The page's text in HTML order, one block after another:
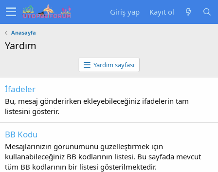
Giriş yap Kayıt ol
Anasayfa
Yardım
Yardım sayfası
İfadeler
Bu, mesaj gönderirken ekleyebileceğiniz ifadelerin tam
listesini gösterir.
BB Kodu
Mesajlarınızın görünümünü güzelleştirmek için
kullanabileceğiniz BB kodlarının listesi. Bu sayfada mevcut
tüm BB kodlarının bir listesi gösterilmektedir.